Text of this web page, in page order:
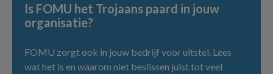
Is FOMU het Trojaans paard in jouw
organisatie?
FOMU zorgt ook in jouw bedrijf voor uitstel. Lees
wat het is en waarom niet beslissen juist tot veel